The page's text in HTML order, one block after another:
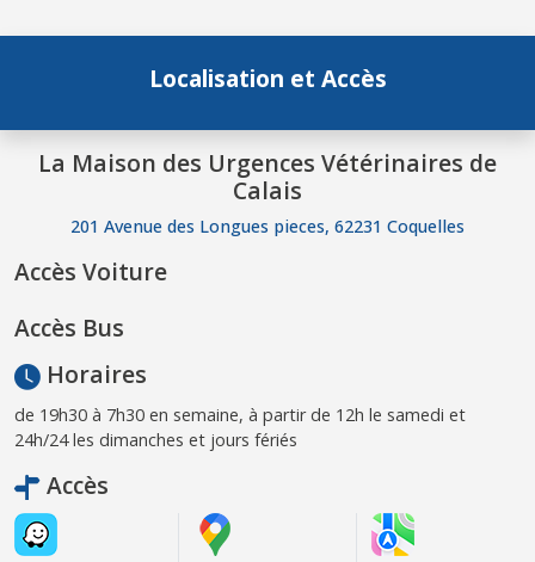
Localisation et Accès
La Maison des Urgences Vétérinaires de
Calais
201 Avenue des Longues pieces, 62231 Coquelles
Accès Voiture
Accès Bus
Horaires
de 19h30 à 7h30 en semaine, à partir de 12h le samedi et
24h/24 les dimanches et jours fériés
Accès